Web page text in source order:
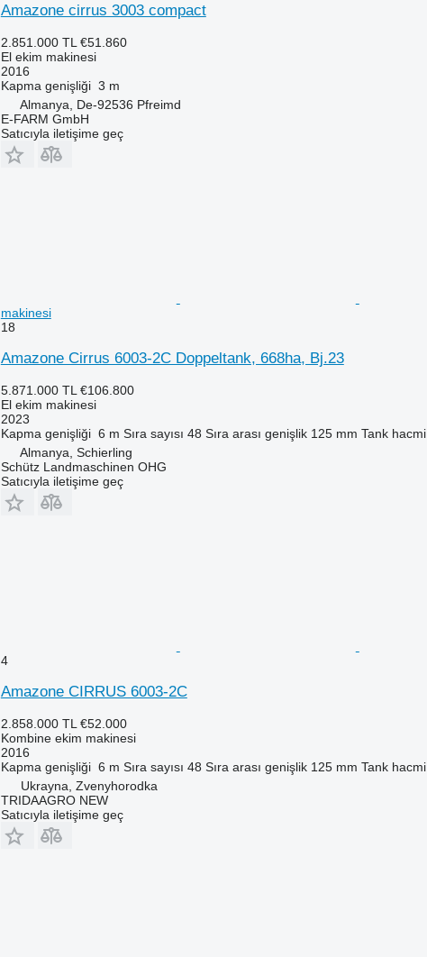
Amazone cirrus 3003 compact
2.851.000 TL €51.860
El ekim makinesi
2016
Kapma genişliği 3 m
Almanya, De-92536 Pfreimd
E-FARM GmbH
Satıcıyla iletişime geç
makinesi
18
Amazone Cirrus 6003-2C Doppeltank, 668ha, Bj.23
5.871.000 TL €106.800
El ekim makinesi
2023
Kapma genişliği 6 m Sıra sayısı 48 Sıra arası genişlik 125 mm Tank hacmi
Almanya, Schierling
Schütz Landmaschinen OHG
Satıcıyla iletişime geç
4
Amazone CIRRUS 6003-2C
2.858.000 TL €52.000
Kombine ekim makinesi
2016
Kapma genişliği 6 m Sıra sayısı 48 Sıra arası genişlik 125 mm Tank hacmi
Ukrayna, Zvenyhorodka
TRIDAAGRO NEW
Satıcıyla iletişime geç